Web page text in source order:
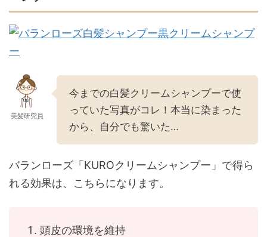
美髪研究員
今までの白髪クリームシャンプーで使
っていた写真がコレ！本当に染まった
から、自分でも驚いた…
バランローズ「KUROクリームシャンプー」で得ら
れる効果は、こちらになります。
頭皮の環境を維持